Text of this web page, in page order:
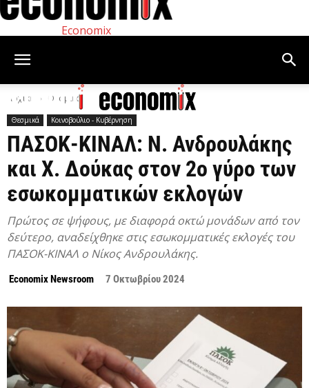
Economix
Αρχική Θεσμικά
Θεσμικά Κοινοβούλιο - Κυβέρνηση
ΠΑΣΟΚ-ΚΙΝΑΛ: Ν. Ανδρουλάκης
και Χ. Δούκας στον 2ο γύρο των
εσωκομματικών εκλογών
Πρώτος σε ψήφους, με διαφορά οκτώ μονάδων από τον
δεύτερο, αναδείχθηκε στις εσωκομματικές εκλογές του
ΠΑΣΟΚ-ΚΙΝΑΛ ο Νίκος Ανδρουλάκης.
Economix Newsroom 7 Οκτωβρίου 2024